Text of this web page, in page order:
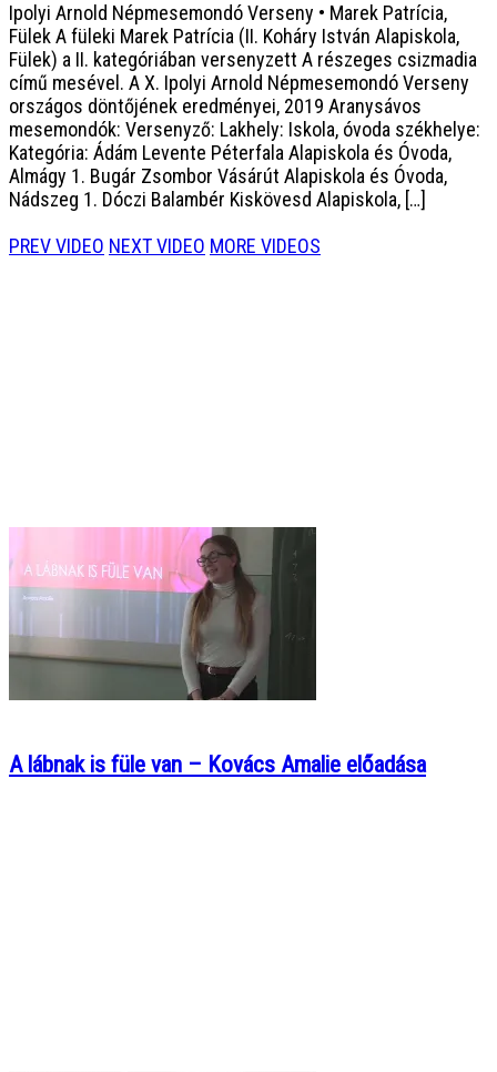
Ipolyi Arnold Népmesemondó Verseny • Marek Patrícia,
FülekA füleki Marek Patrícia (II. Koháry István Alapiskola,
Fülek) a II. kategóriában versenyzett A részeges csizmadia
című mesével. A X. Ipolyi Arnold Népmesemondó Verseny
országos döntőjének eredményei, 2019 Aranysávos
mesemondók: Versenyző: Lakhely: Iskola, óvoda székhelye:
Kategória: Ádám Levente Péterfala Alapiskola és Óvoda,
Almágy 1. Bugár Zsombor Vásárút Alapiskola és Óvoda,
Nádszeg 1. Dóczi Balambér Kiskövesd Alapiskola, […]
PREV VIDEO NEXT VIDEO MORE VIDEOS
A lábnak is füle van – Kovács Amalie előadása